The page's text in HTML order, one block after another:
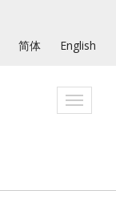
简体 English
Toggle